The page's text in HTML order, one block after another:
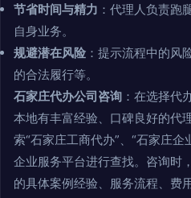
节省时间与精力 ：代理人负责跑
自身业务。
规避潜在风险 ：提示流程中的风
的合法履行等。
石家庄代办公司咨询 ：在选择代
本地有丰富经验、口碑良好的代
索“石家庄工商代办”、“石家庄
企业服务平台进行查找。咨询时
的具体案例经验、服务流程、费